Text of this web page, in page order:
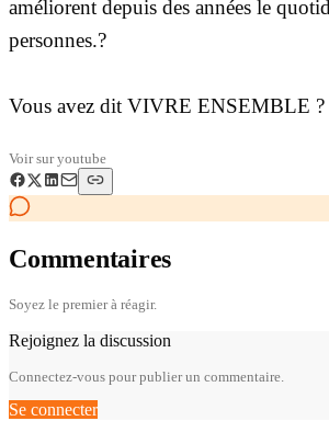
améliorent depuis des années le
personnes.?
Vous avez dit VIVRE ENSEMBLE ?
Voir suryoutube
Commentaires
Soyez le premier à réagir.
Rejoignez la discussion
Connectez-vous pour publier un commentaire.
Se connecter